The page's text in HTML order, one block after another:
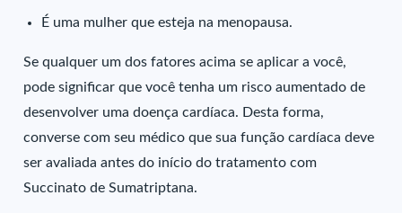
É uma mulher que esteja na menopausa.
Se qualquer um dos fatores acima se aplicar a você,
pode significar que você tenha um risco aumentado de
desenvolver uma doença cardíaca. Desta forma,
converse com seu médico que sua função cardíaca deve
ser avaliada antes do início do tratamento com
Succinato de Sumatriptana.